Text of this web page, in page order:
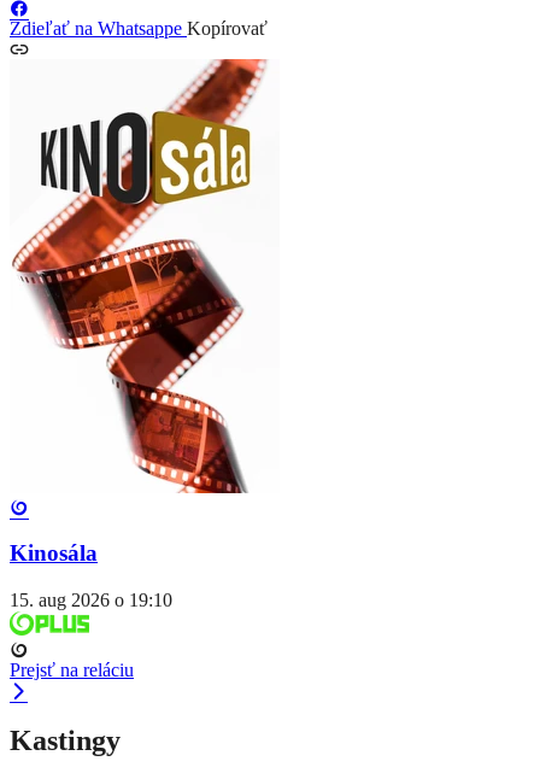
Zdieľať na Whatsappe Kopírovať
Kinosála
15. aug 2026 o 19:10
Prejsť na reláciu
Kastingy